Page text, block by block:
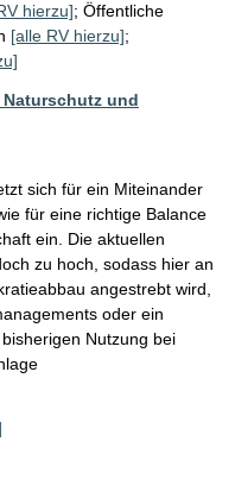
hierzu]; Öffentliche
[alle RV hierzu];
und
sich für ein Miteinander
für eine richtige Balance
ein. Die aktuellen
zu hoch, sodass hier an
angestrebt wird,
oder ein
Nutzung bei